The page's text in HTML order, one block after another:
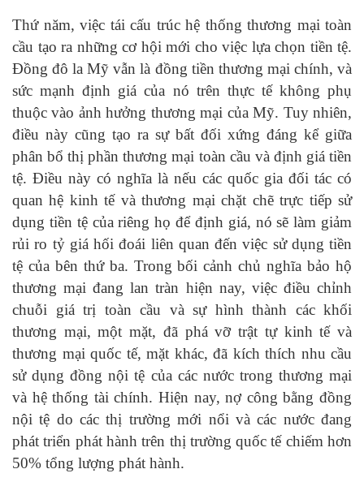
Thứ năm, việc tái cấu trúc hệ thống thương mại toàn
cầu tạo ra những cơ hội mới cho việc lựa chọn tiền tệ.
Đồng đô la Mỹ vẫn là đồng tiền thương mại chính, và
sức mạnh định giá của nó trên thực tế không phụ
thuộc vào ảnh hưởng thương mại của Mỹ. Tuy nhiên,
điều này cũng tạo ra sự bất đối xứng đáng kể giữa
phân bổ thị phần thương mại toàn cầu và định giá tiền
tệ. Điều này có nghĩa là nếu các quốc gia đối tác có
quan hệ kinh tế và thương mại chặt chẽ trực tiếp sử
dụng tiền tệ của riêng họ để định giá, nó sẽ làm giảm
rủi ro tỷ giá hối đoái liên quan đến việc sử dụng tiền
tệ của bên thứ ba. Trong bối cảnh chủ nghĩa bảo hộ
thương mại đang lan tràn hiện nay, việc điều chỉnh
chuỗi giá trị toàn cầu và sự hình thành các khối
thương mại, một mặt, đã phá vỡ trật tự kinh tế và
thương mại quốc tế, mặt khác, đã kích thích nhu cầu
sử dụng đồng nội tệ của các nước trong thương mại
và hệ thống tài chính. Hiện nay, nợ công bằng đồng
nội tệ do các thị trường mới nổi và các nước đang
phát triển phát hành trên thị trường quốc tế chiếm hơn
50% tổng lượng phát hành.